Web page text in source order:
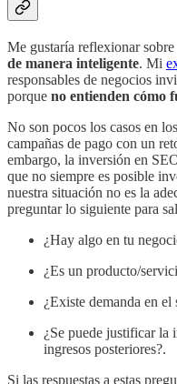
Me gustaría reflexionar sobre
de manera inteligente. Mi
responsables de negocios
porque no entienden cómo
No son pocos los casos en
campañas de pago con un
embargo, la inversión en
que no siempre es posible
nuestra situación no es la
preguntar lo siguiente para
¿Hay algo en tu
¿Es un producto/
¿Existe demanda en
¿Se puede justificar la
ingresos posteriores?.
Si las respuestas a estas